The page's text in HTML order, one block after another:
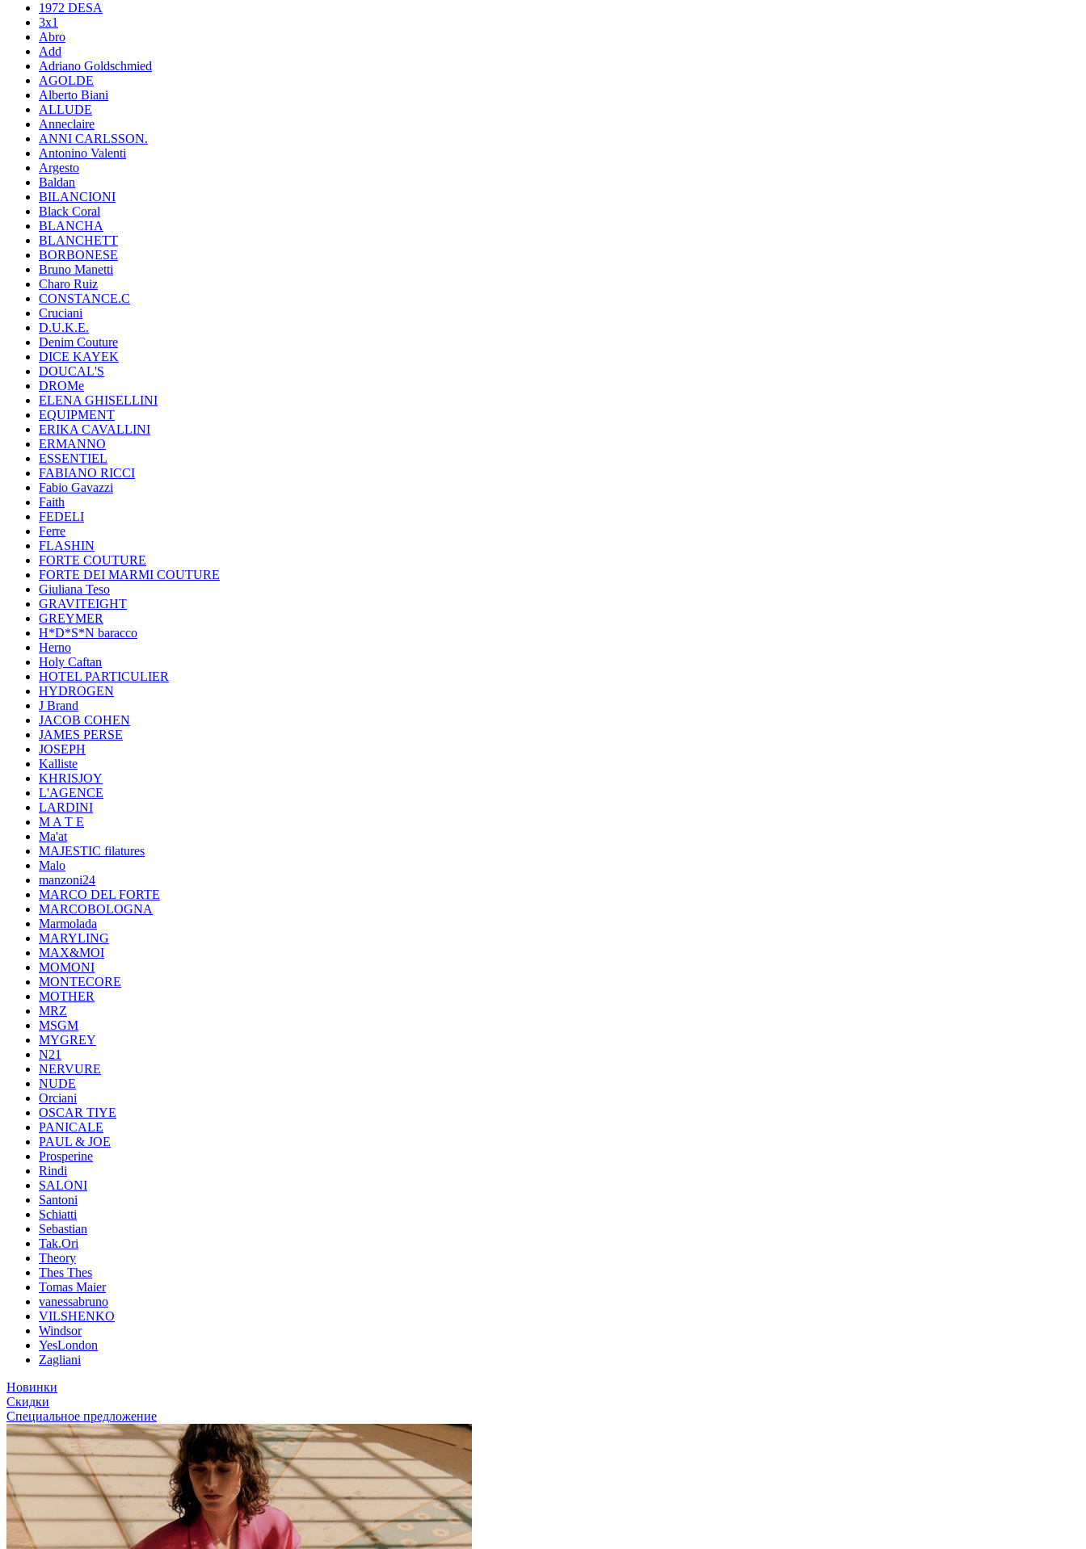
1972 DESA
3x1
Abro
Add
Adriano Goldschmied
AGOLDE
Alberto Biani
ALLUDE
Anneclaire
ANNI CARLSSON.
Antonino Valenti
Argesto
Baldan
BILANCIONI
Black Coral
BLANCHA
BLANCHETT
BORBONESE
Bruno Manetti
Charo Ruiz
CONSTANCE.C
Cruciani
D.U.K.E.
Denim Couture
DICE KAYEK
DOUCAL'S
DROMe
ELENA GHISELLINI
EQUIPMENT
ERIKA CAVALLINI
ERMANNO
ESSENTIEL
FABIANO RICCI
Fabio Gavazzi
Faith
FEDELI
Ferre
FLASHIN
FORTE COUTURE
FORTE DEI MARMI COUTURE
Giuliana Teso
GRAVITEIGHT
GREYMER
H*D*S*N baracco
Herno
Holy Caftan
HOTEL PARTICULIER
HYDROGEN
J Brand
JACOB COHEN
JAMES PERSE
JOSEPH
Kalliste
KHRISJOY
L'AGENCE
LARDINI
M A T E
Ma'at
MAJESTIC filatures
Malo
manzoni24
MARCO DEL FORTE
MARCOBOLOGNA
Marmolada
MARYLING
MAX&MOI
MOMONI
MONTECORE
MOTHER
MRZ
MSGM
MYGREY
N21
NERVURE
NUDE
Orciani
OSCAR TIYE
PANICALE
PAUL & JOE
Prosperine
Rindi
SALONI
Santoni
Schiatti
Sebastian
Tak.Ori
Theory
Thes Thes
Tomas Maier
vanessabruno
VILSHENKO
Windsor
YesLondon
Zagliani
Новинки
Скидки
Специальное предложение